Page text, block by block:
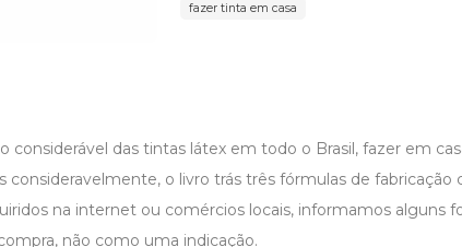
fazer tinta em casa
considerável das tintas látex em todo o Brasil, fazer em
consideravelmente, o livro trás três fórmulas de
na internet ou comércios locais, informamos alguns
não como uma indicação.